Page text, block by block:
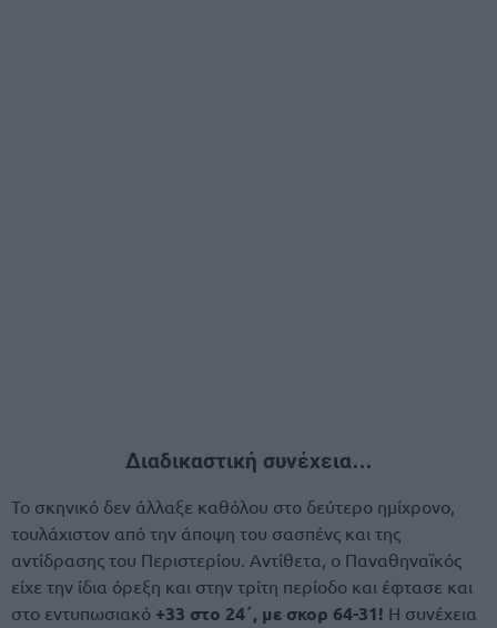
Διαδικαστική συνέχεια…
Το σκηνικό δεν άλλαξε καθόλου στο δεύτερο ημίχρονο,
τουλάχιστον από την άποψη του σασπένς και της
αντίδρασης του Περιστερίου. Αντίθετα, ο Παναθηναϊκός
είχε την ίδια όρεξη και στην τρίτη περίοδο και έφτασε και
στο εντυπωσιακό +33 στο 24΄, με σκορ 64-31! Η συνέχεια